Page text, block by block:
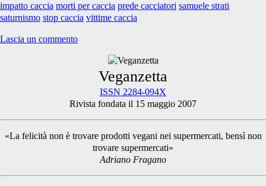
impatto caccia morti per caccia prede cacciatori samuele strati
saturnismo stop caccia vittime caccia
Lascia un commento
Sidebar
Veganzetta
ISSN 2284-094X
Rivista fondata il 15 maggio 2007
«La felicità non è trovare prodotti vegani nei supermercati, bensì non
trovare supermercati»
Adriano Fragano